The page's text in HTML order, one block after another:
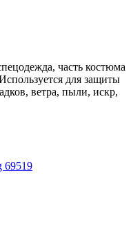
часть костюма
для защиты
ветра, пыли, искр,
69519